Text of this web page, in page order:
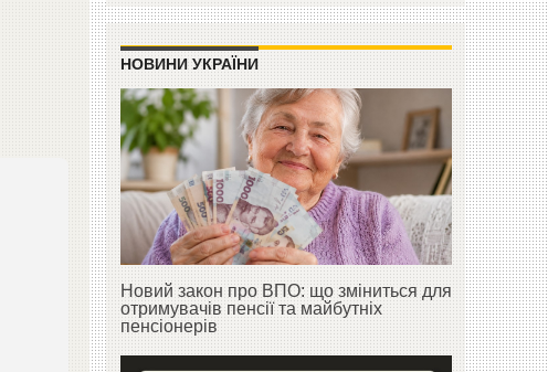
НОВИНИ УКРАЇНИ
Новий закон про ВПО: що зміниться для
отримувачів пенсії та майбутніх
пенсіонерів